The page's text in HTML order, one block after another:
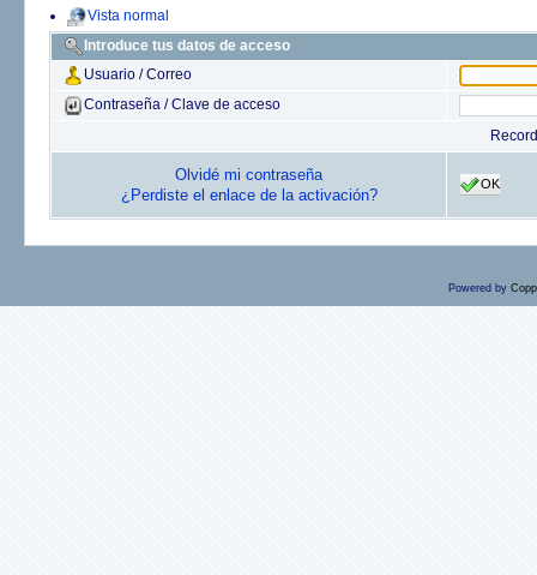
Vista normal
Introduce tus datos de acceso
Usuario / Correo
Contraseña / Clave de acceso
Olvidé mi contraseña
¿Perdiste el enlace de la activación?
OK
Powered by